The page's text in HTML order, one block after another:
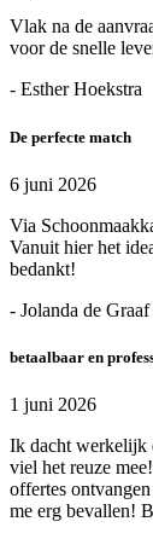
Vlak na de
voor de snelle
- Esther Hoekstra
De perfecte match
6 juni 2026
Via
Vanuit hier het
bedankt!
- Jolanda de Graaf
betaalbaar en
1 juni 2026
Ik dacht werkelijk
viel het reuze
offertes
me erg bevallen!